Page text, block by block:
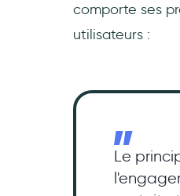
comporte ses
utilisateurs :
Le